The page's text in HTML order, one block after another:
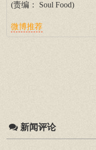
(责编： Soul Food)
微博推荐
新闻评论